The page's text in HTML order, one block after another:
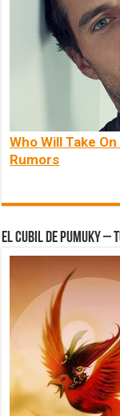
Who Will Take
Rumors
El Cubil de Pumuky –